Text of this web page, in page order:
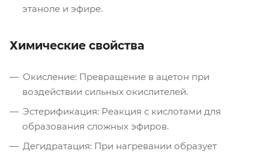
этаноле и эфире.
Химические свойства
Окисление: Превращение в ацетон при
воздействии сильных окислителей.
Эстерификация: Реакция с кислотами для
образования сложных эфиров.
Дегидратация: При нагревании образует